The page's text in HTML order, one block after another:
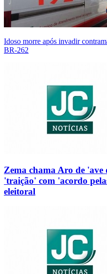
Idoso morre após invadir
BR-262
Zema chama Aro de
'traição' com 'acordo
eleitoral